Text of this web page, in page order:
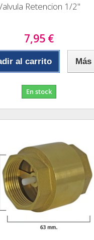
Retencion 1/2"
7,95 €
al carrito Más
En stock